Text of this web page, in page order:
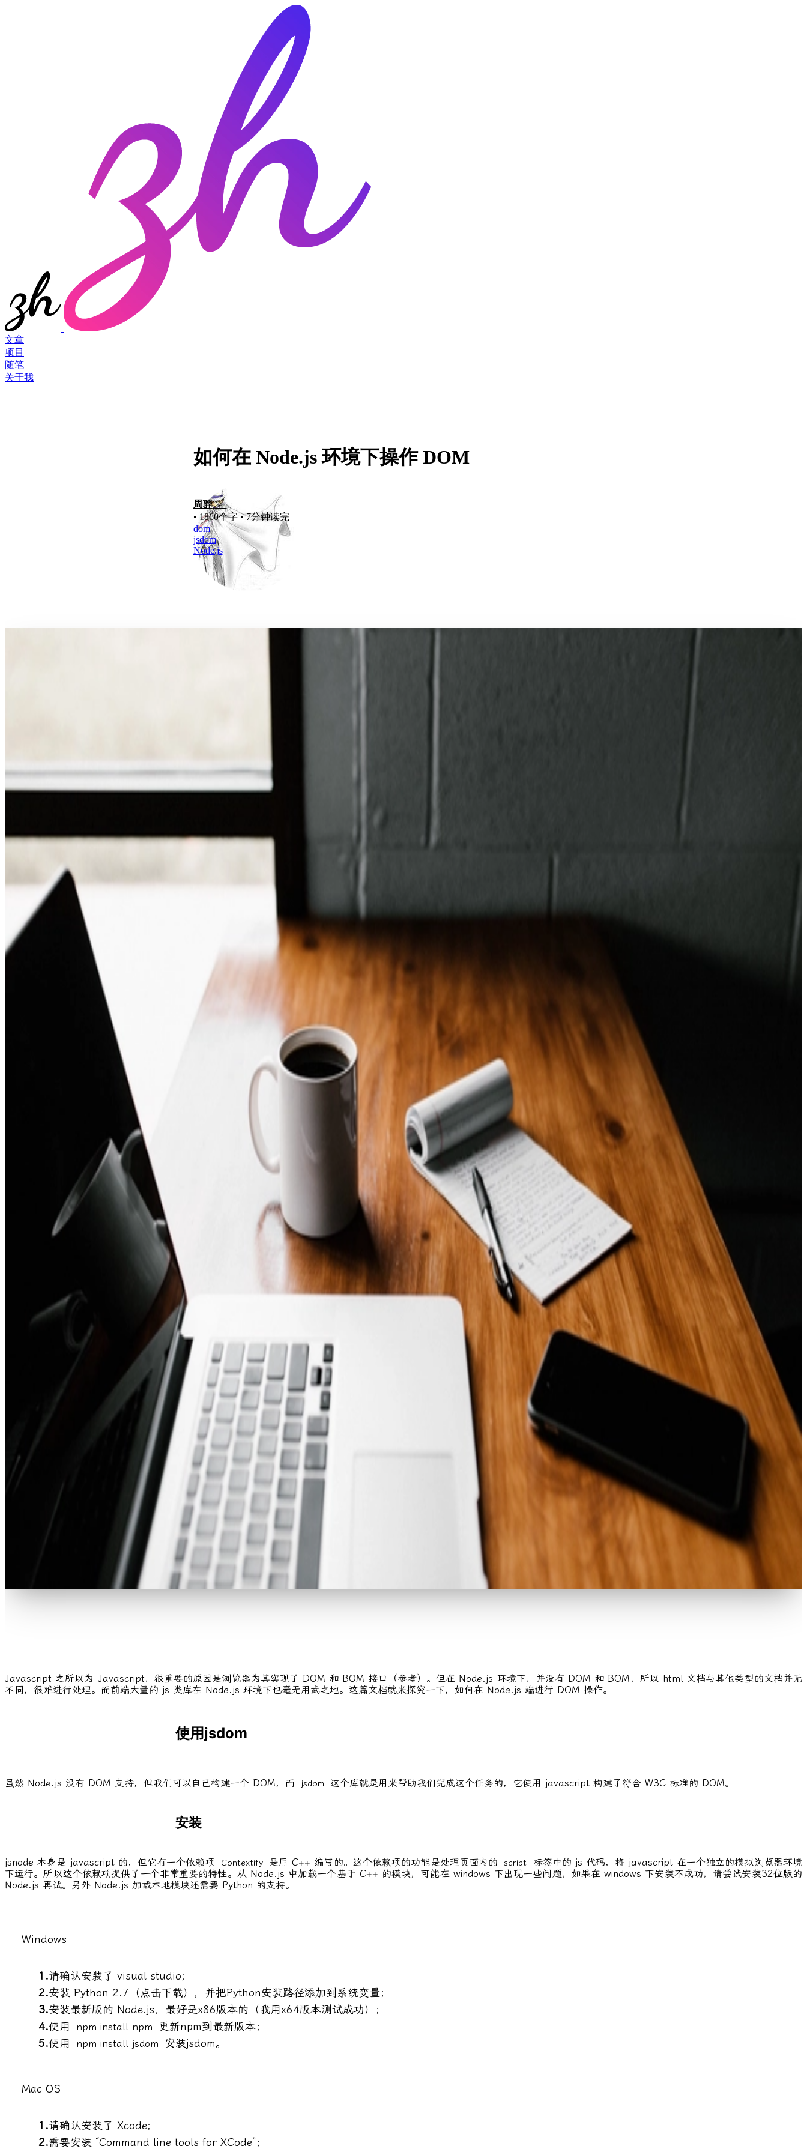
文章
项目
随笔
关于我
如何在 Node.js 环境下操作 DOM
周骅 ，
• 1860个字 • 7分钟读完
dom
jsdom
Node.js
Javascript 之所以为 Javascript，很重要的原因是浏览器为其实现了 DOM 和 BOM 接口（参考）。但在 Node.js 环境下，并没有 DOM 和 BOM，所以 html 文档与其他类型的文档并无
不同，很难进行处理。而前端大量的 js 类库在 Node.js 环境下也毫无用武之地。这篇文档就来探究一下，如何在 Node.js 端进行 DOM 操作。
使用jsdom
虽然 Node.js 没有 DOM 支持，但我们可以自己构建一个 DOM，而 jsdom 这个库就是用来帮助我们完成这个任务的，它使用 javascript 构建了符合 W3C 标准的 DOM。
安装
jsnode 本身是 javascript 的，但它有一个依赖项 Contextify 是用 C++ 编写的。这个依赖项的功能是处理页面内的 script
标签中的 js 代码，将 javascript 在一个独立的模拟浏览器环境
下运行。所以这个依赖项提供了一个非常重要的特性。从 Node.js 中加载一个基于 C++ 的模块，可能在 windows 下出现一些问题，如果在 windows 下安装不成功，请尝试安装32位版的
Node.js 再试。另外 Node.js 加载本地模块还需要 Python 的支持。
Windows
请确认安装了 visual studio;
安装 Python 2.7（点击下载），并把Python安装路径添加到系统变量；
安装最新版的 Node.js，最好是x86版本的（我用x64版本测试成功）；
使用
npm install npm
更新npm到最新版本；
使用
npm install jsdom 安装jsdom。
Mac OS
请确认安装了 Xcode;
需要安装 “Command line tools for XCode”；